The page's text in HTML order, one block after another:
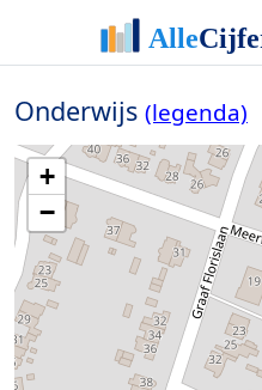
Onderwijs (legenda)
+
−